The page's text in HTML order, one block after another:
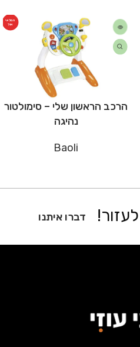
המלאי
אזל
הרכב הראשון שלי – סימולטור
נהיגה
Baoli
דברו איתנו